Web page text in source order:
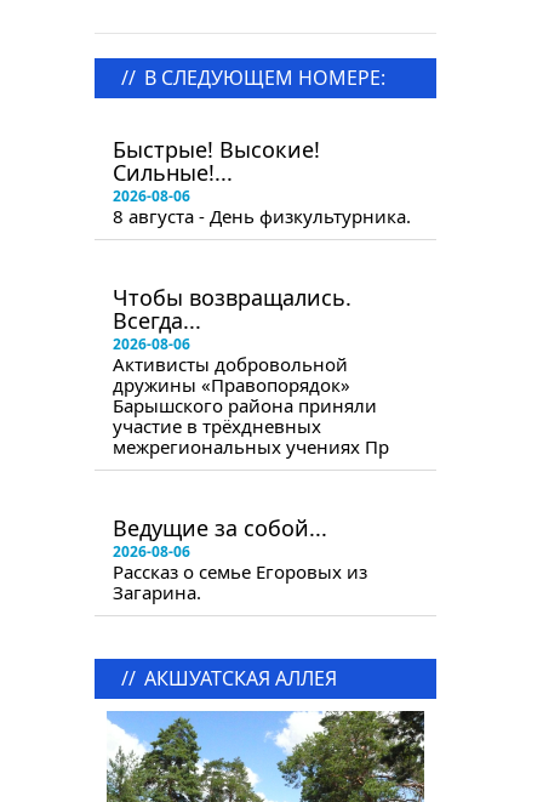
// В СЛЕДУЮЩЕМ НОМЕРЕ:
Быстрые! Высокие!
Сильные!...
2026-08-06
8 августа - День физкультурника.
Чтобы возвращались.
Всегда...
2026-08-06
Активисты добровольной
дружины «Правопорядок»
Барышского района приняли
участие в трёхдневных
межрегиональных учениях Пр
Ведущие за собой...
2026-08-06
Рассказ о семье Егоровых из
Загарина.
// АКШУАТСКАЯ АЛЛЕЯ